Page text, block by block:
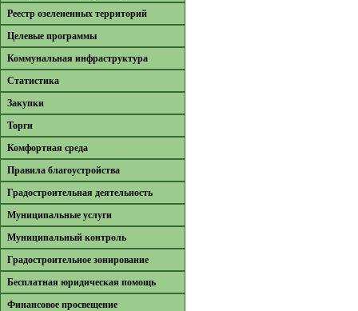
Реестр озелененных территорий
Целевые программы
Коммунальная инфраструктура
Cтатистика
Закупки
Торги
Комфортная среда
Правила благоустройства
Градостроительная деятельность
Муниципальные услуги
Муниципальный контроль
Градостроительное зонирование
Бесплатная юридическая помощь
Финансовое просвещение